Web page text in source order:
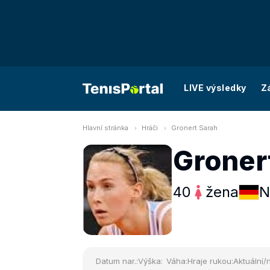
LIVE výsledky
Hlavní stránka Hráči Gronert Sarah
40 žena
Datum nar.:Výška: Váha:Hraje rukou:Aktuální/